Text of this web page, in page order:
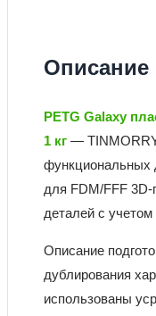
Описание
PETG Galaxy
1 кг —
функциональных
для FDM/FFF 3D-
деталей с
Описание
дублирования
использованы